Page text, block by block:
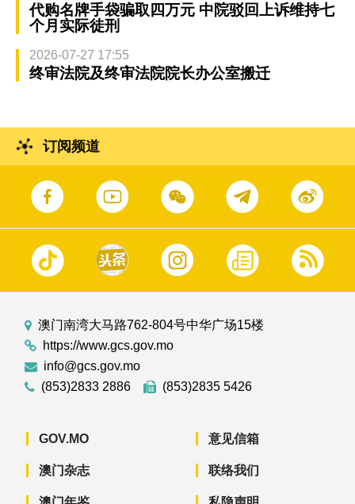
代购名牌手袋骗取四万元 中院驳回上诉维持七
个月实际徒刑
2026-07-27 17:55
终审法院及终审法院院长办公室搬迁
订阅频道
澳门南湾大马路762-804号中华广场15楼
https://www.gcs.gov.mo
info@gcs.gov.mo
(853)2833 2886
(853)2835 5426
GOV.MO
澳门杂志
意见信箱
联络我们